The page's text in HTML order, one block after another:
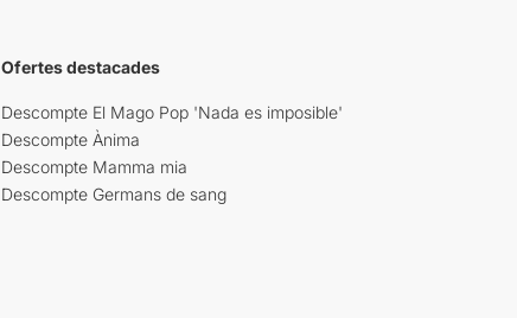
Ofertes destacades
Descompte El Mago Pop 'Nada es imposible'
Descompte Ànima
Descompte Mamma mia
Descompte Germans de sang